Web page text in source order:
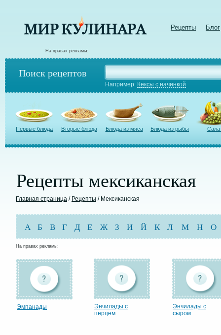
Рецепты Блог
На правах рекламы:
Поиск рецептов
Например: Кексы с начинкой
Первые блюда Вторые блюда Блюда из мяса Блюда из рыбы
Рецепты мексиканская
Главная страница / Рецепты / Мексиканская
А Б В Г Д Е Ж З И Й К Л М Н О
На правах рекламы:
Эмпанады
Энчилады с
перцем
Энчилады с
сыром